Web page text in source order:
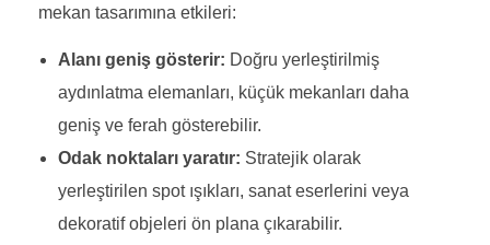
mekan tasarımına etkileri:
Alanı geniş gösterir: Doğru yerleştirilmiş
aydınlatma elemanları, küçük mekanları daha
geniş ve ferah gösterebilir.
Odak noktaları yaratır: Stratejik olarak
yerleştirilen spot ışıkları, sanat eserlerini veya
dekoratif objeleri ön plana çıkarabilir.